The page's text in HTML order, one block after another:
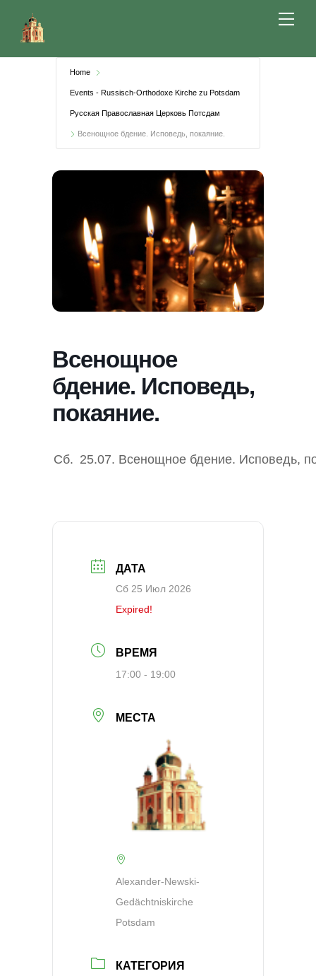
Home
Events - Russisch-Orthodoxe Kirche zu Potsdam
Русская Православная Церковь Потсдам
Всенощное бдение. Исповедь, покаяние.
Всенощное
бдение. Исповедь,
покаяние.
Сб. 25.07. Всенощное бдение. Исповедь,
ДАТА
Сб 25 Июл 2026
Expired!
ВРЕМЯ
17:00 - 19:00
МЕСТА
Alexander-Newski-
Gedächtniskirche
Potsdam
КАТЕГОРИЯ